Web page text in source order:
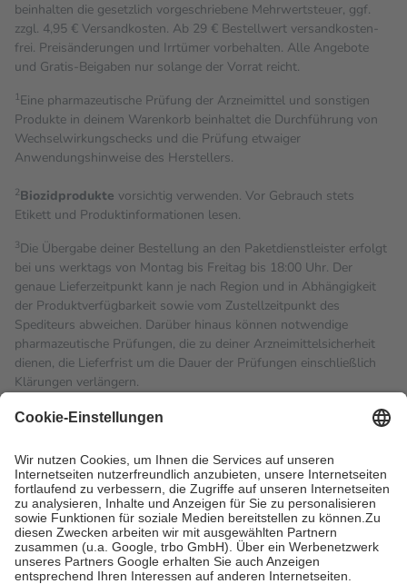
beinhalten die gesetzlich vorgeschriebene Mehrwertsteuer, ggf.
zzgl. 4,95 € Versandkosten. Ab 29 € Bestell­wert versand­kosten­
frei. Preisänderungen und Irrtümer vorbehalten. Alle Angebote
und Gratis-Beigaben nur solange der Vorrat reicht.
1Eine pharmazeutische Prüfung der Arzneimittel und sonstigen
Produkte in deinem Warenkorb beinhaltet die Durchführung von
Wechselwirkungschecks und die Prüfung etwaiger
Anwendungshinweise des Herstellers.
2Biozidprodukte vorsichtig verwenden. Vor Gebrauch stets
Etikett und Produktinformationen lesen.
3Die Übergabe deiner Bestellung an den Paketdienstleister erfolgt
bei uns werktags von Montag bis Freitag bis 18:00 Uhr. Der
genaue Lieferzeitpunkt kann je nach Region und in Abhängigkeit
der Produktverfügbarkeit sowie vom Zustellzeitpunkt des
Spediteurs abweichen. Darüber hinaus können notwendige
pharmazeutische Prüfungen, die zu deiner Arzneimittelsicherheit
dienen, die Lieferfrist um die Dauer der Prüfungen einschließlich
Klärungen verlängern.
4Für verschreibungspflichtige Medikamente stellt der Arzt ein
gesetzliche Krankenversicherung übernimmt in der Regel die
Kosten dafür, der Versicherte trägt einen Teil davon als Zuzahlung
mit.
Grundsätzlich leisten Mitglieder Zuzahlungen in Höhe von zehn
Prozent des Abgabepreises,mindestensjedochfünf Euro
höchstens zehn Euro.Es sind jedoch nie mehr als die
tatsächlichen Kosten der Leistung zu entrichten.